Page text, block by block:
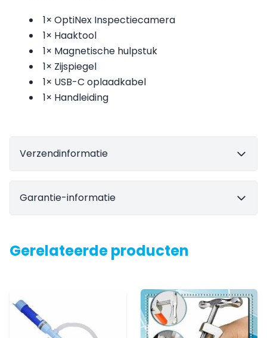
1× OptiNex Inspectiecamera
1× Haaktool
1× Magnetische hulpstuk
1× Zijspiegel
1× USB-C oplaadkabel
1× Handleiding
Verzendinformatie
Garantie-informatie
Gerelateerde producten